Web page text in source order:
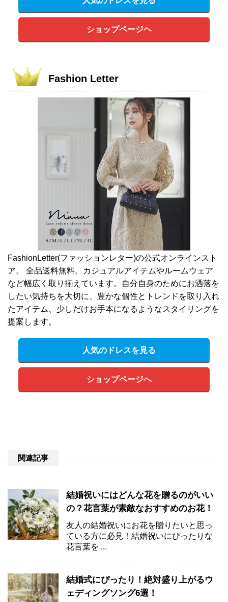
ショップページヘ
Fashion Letter
FashionLetter(ファッションレター)の公式オンラインスト
ア。 全品送料無料。カジュアルアイテムやルームウェア
など幅広く取り揃えています。自分自身のためにお洒落を
したい気持ちを大切に、豊かな個性とトレンドを取り入れ
たアイテム、少しだけお手本になるようなスタイリングを
提案します。
人気のドレスを見る
ショップページへ
関連記事
結婚祝いにはどんな花を贈るのがいい
の？花言葉が素敵なおすすめのお花！
友人の結婚祝いにお花を贈りたいと思っ
ている方に必見！結婚祝いにぴったりな
花言葉を ...
結婚式にぴったり！絶対盛り上がるウ
ェディングソング6選！